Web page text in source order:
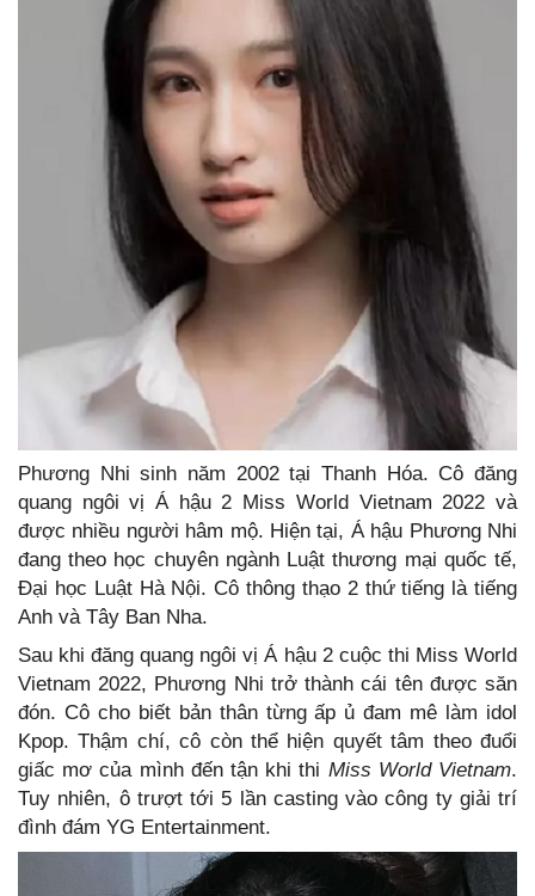
Phương Nhi sinh năm 2002 tại Thanh Hóa. Cô đăng
quang ngôi vị Á hậu 2 Miss World Vietnam 2022 và
được nhiều người hâm mộ. Hiện tại, Á hậu Phương Nhi
đang theo học chuyên ngành Luật thương mại quốc tế,
Đại học Luật Hà Nội. Cô thông thạo 2 thứ tiếng là tiếng
Anh và Tây Ban Nha.
Sau khi đăng quang ngôi vị Á hậu 2 cuộc thi Miss World
Vietnam 2022, Phương Nhi trở thành cái tên được săn
đón. Cô cho biết bản thân từng ấp ủ đam mê làm idol
Kpop. Thậm chí, cô còn thể hiện quyết tâm theo đuổi
giấc mơ của mình đến tận khi thi Miss World Vietnam.
Tuy nhiên, ô trượt tới 5 lần casting vào công ty giải trí
đình đám YG Entertainment.